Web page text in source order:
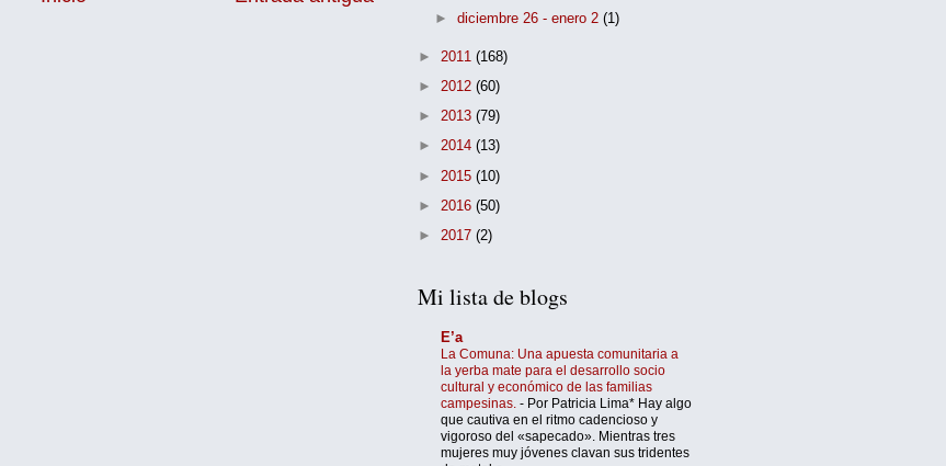
►diciembre 26 - enero 2(1)
► 2011 (168)
► 2012 (60)
► 2013 (79)
► 2014 (13)
► 2015 (10)
► 2016 (50)
► 2017 (2)
Mi lista de blogs
E’a
La Comuna: Una apuesta comunitaria a
la yerba mate para el desarrollo socio
cultural y económico de las familias
campesinas. - Por Patricia Lima* Hay algo
que cautiva en el ritmo cadencioso y
vigoroso del «sapecado». Mientras tres
mujeres muy jóvenes clavan sus tridentes